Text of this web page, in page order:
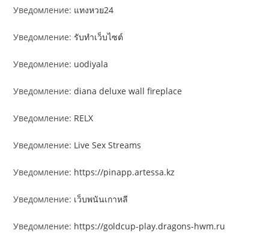
Уведомление: แทงหวย24
Уведомление: รับทำเว็บไซต์
Уведомление: uodiyala
Уведомление:diana deluxe wall fireplace
Уведомление: RELX
Уведомление: Live Sex Streams
Уведомление: https://pinapp.artessa.kz
Уведомление: เว็บพนันเกาหลี
Уведомление: https://goldcup-play.dragons-hwm.ru